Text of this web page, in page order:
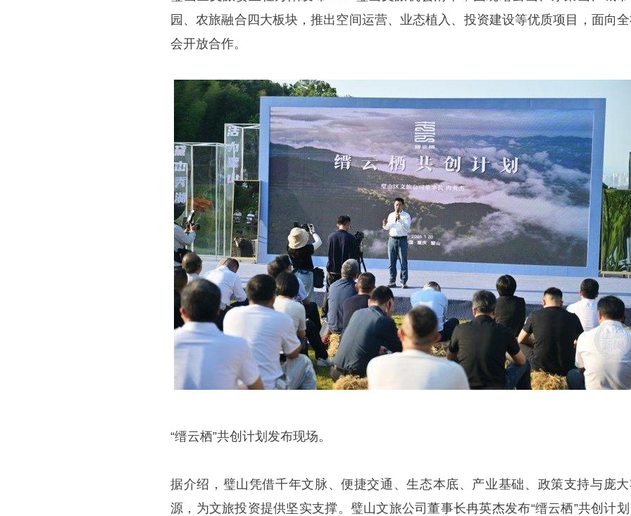
园、农旅融合四大板块，推出空间运营、业态植入、投资建设等优质项目，面向
会开放合作。
“缙云栖”共创计划发布现场。
据介绍，璧山凭借千年文脉、便捷交通、生态本底、产业基础、政策支持与庞
源，为文旅投资提供坚实支撑。璧山文旅公司董事长冉英杰发布“缙云栖”共创计